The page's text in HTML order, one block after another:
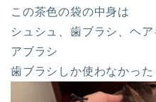
この茶色の袋の中身は
シュシュ、歯ブラシ、ヘ
アブラシ
歯ブラシしか使わなかっ